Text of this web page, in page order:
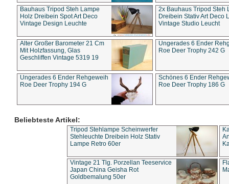
Bauhaus Tripod Steh Lampe
Holz Dreibein Spot Art Deco
Vintage Design Leuchte
2x Bauhaus Tripod Steh
Dreibein Stativ Art Deco
Vintage Studio Leucht
Alter Großer Barometer 21 Cm
Mit Holzfassung, Glas
Geschliffen Vintage 5319 19
Ungerades 6 Ender
Roe Deer Trophy 242 G
Ungerades 6 Ender Rehgeweih
Roe Deer Trophy 194 G
Schönes 6 Ender
Roe Deer Trophy 186 G
Beliebteste Artikel:
Tripod Stehlampe Scheinwerfer
Stehleuchte Dreibein Holz Stativ
Lampe Retro 60er
Vintage 21 Tlg. Porzellan Teeservice
Japan China Geisha Rot
Goldbemalung 50er